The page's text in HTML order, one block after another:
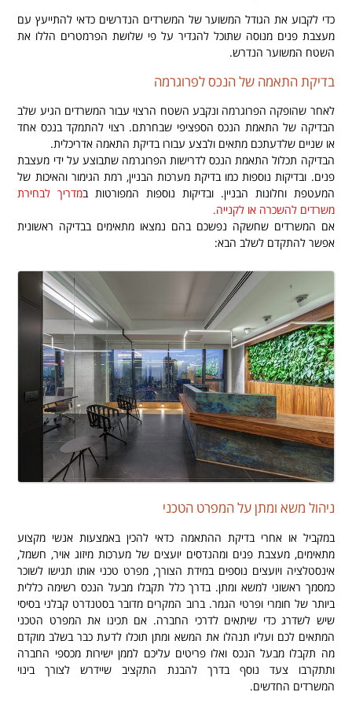
כדי לקבוע את הגודל המשוער של המשרדים הנדרשים כדאי להתייעץ עם
מעצבת פנים מנוסה שתוכל להגדיר על פי שלושת הפרמטרים הללו את
השטח המשוער הנדרש.
בדיקת התאמה של הנכס לפרוגרמה
לאחר שהופקה הפרוגרמה ונקבע השטח הרצוי עבור המשרדים הגיע שלב
הבדיקה של התאמת הנכס הספציפי שבחרתם. רצוי להתמקד בנכס אחד
או שניים שלדעתכם מתאים ולבצע עבורו בדיקת התאמה אדריכלית.
הבדיקה תכלול התאמת הנכס לדרישות הפרוגרמה שתבוצע על ידי מעצבת
פנים. ובדיקות נוספות כמו בדיקת מערכות הבניין, רמת הגימור והאיכות של
המעטפת וחלונות הבניין. ובדיקות נוספות המפורטות במדריך לבחירת
משרדים להשכרה או לקנייה.
אם המשרדים שחשקה נפשכם בהם נמצאו מתאימים בבדיקה ראשונית
אפשר להתקדם לשלב הבא:
ניהול משא ומתן על המפרט הטכני
במקביל או אחרי בדיקת ההתאמה כדאי להכין באמצעות אנשי מקצוע
מתאימים, מעצבת פנים ומהנדסים יועצים של מערכות מיזוג אויר, חשמל,
אינסטלציה ויועצים נוספים במידת הצורך, מפרט טכני אותו תגישו לשוכר
כמסמך ראשוני למשא ומתן. בדרך כלל תקבלו מבעל הנכס רשימה כללית
ביותר של חומרי ופרטי הגמר. ברוב המקרים מדובר בסטנדרט קבלני בסיסי
שיש לשדרג כדי שיתאים לדרכי החברה. אם תכינו את המפרט הטכני
המתאים לכם ועליו תנהלו את המשא ומתן תוכלו לדעת כבר בשלב מוקדם
מה תקבלו מבעל הנכס ואלו פריטים עליכם לממן ישירות מכספי החברה
ותתקרבו צעד נוסף בדרך להבנת התקציב שיידרש לצורך בינוי
המשרדים החדשים.